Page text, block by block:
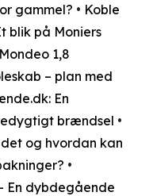
gammel? • Koble
blik på Moniers
1,8
– plan med
En
brændsel •
og hvordan kan
•
En dybdegående